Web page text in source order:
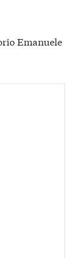
Emanuele